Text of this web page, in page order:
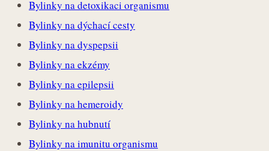
Bylinky na detoxikaci organismu
Bylinky na dýchací cesty
Bylinky na dyspepsii
Bylinky na ekzémy
Bylinky na epilepsii
Bylinky na hemeroidy
Bylinky na hubnutí
Bylinky na imunitu organismu